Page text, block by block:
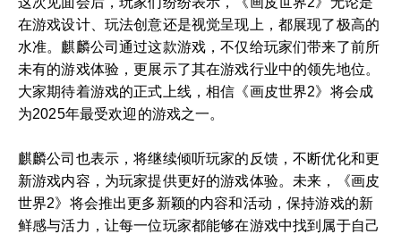
在游戏设计、玩法创意还是视觉呈现上，都展现了极高的
水准。麒麟公司通过这款游戏，不仅给玩家们带来了前所
未有的游戏体验，更展示了其在游戏行业中的领先地位。
大家期待着游戏的正式上线，相信《画皮世界2》将会成
为2025年最受欢迎的游戏之一。
麒麟公司也表示，将继续倾听玩家的反馈，不断优化和更
新游戏内容，为玩家提供更好的游戏体验。未来，《画皮
世界2》将会推出更多新颖的内容和活动，保持游戏的新
鲜感与活力，让每一位玩家都能够在游戏中找到属于自己